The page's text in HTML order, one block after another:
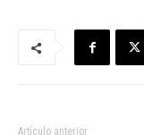
Artículo anterior